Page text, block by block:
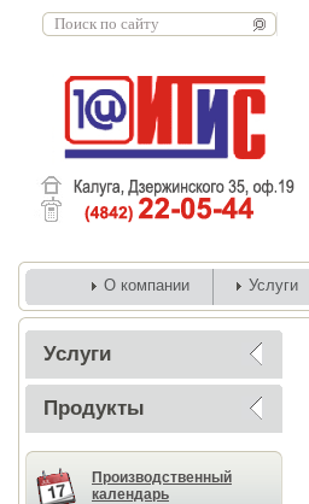
О компании Услуги
Услуги
Продукты
Производственный
календарь